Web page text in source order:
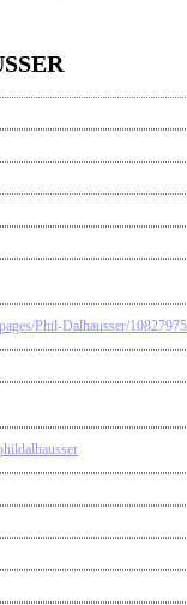
Phil-Dalhausser/